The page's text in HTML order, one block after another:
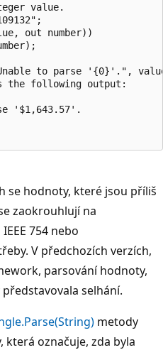
value.
out number))
to parse '{0}'.",
the following output:
'$1,643.57'.
se hodnoty, které jsou příliš
zaokrouhlují na
754 nebo
V předchozích verzích,
parsování hodnoty,
selhání.
metody
označuje, zda byla